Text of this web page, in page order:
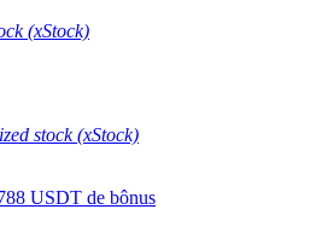
tokens populares.
(xStock)
stock (xStock)
USDT de bônus